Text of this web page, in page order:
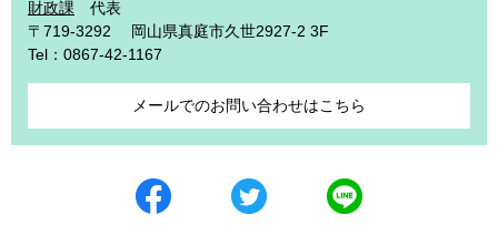
財政課
代表
〒719-3292
岡山県真庭市久世2927-2 3F
Tel：0867-42-1167
メールでのお問い合わせはこちら